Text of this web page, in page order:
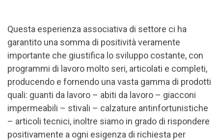
Questa esperienza associativa di settore ci ha
garantito una somma di positività veramente
importante che giustifica lo sviluppo costante, con
programmi di lavoro molto seri, articolati e completi,
producendo e fornendo una vasta gamma di prodotti
quali: guanti da lavoro – abiti da lavoro – giacconi
impermeabili – stivali – calzature antinfortunistiche
– articoli tecnici, inoltre siamo in grado di rispondere
positivamente a ogni esigenza di richiesta per